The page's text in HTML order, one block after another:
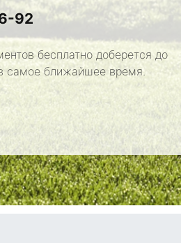
92
бесплатно доберется до
самое ближайшее время.